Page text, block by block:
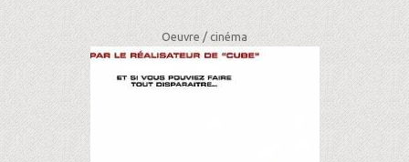
Oeuvre /cinéma